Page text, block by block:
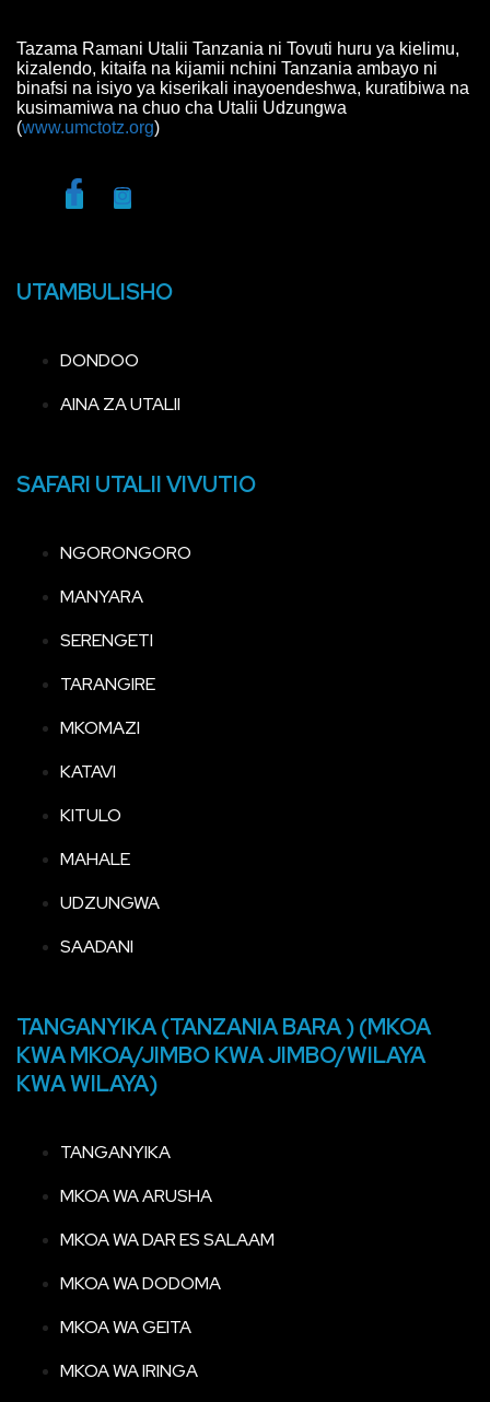
Tazama Ramani Utalii Tanzania ni Tovuti huru ya kielimu,
kizalendo, kitaifa na kijamii nchini Tanzania ambayo ni
binafsi na isiyo ya kiserikali inayoendeshwa, kuratibiwa na
kusimamiwa na chuo cha Utalii Udzungwa
(www.umctotz.org)
UTAMBULISHO
DONDOO
AINA ZA UTALII
SAFARI UTALII VIVUTIO
NGORONGORO
MANYARA
SERENGETI
TARANGIRE
MKOMAZI
KATAVI
KITULO
MAHALE
UDZUNGWA
SAADANI
TANGANYIKA (TANZANIA BARA ) (MKOA
KWA MKOA/JIMBO KWA JIMBO/WILAYA
KWA WILAYA)
TANGANYIKA
MKOA WA ARUSHA
MKOA WA DAR ES SALAAM
MKOA WA DODOMA
MKOA WA GEITA
MKOA WA IRINGA